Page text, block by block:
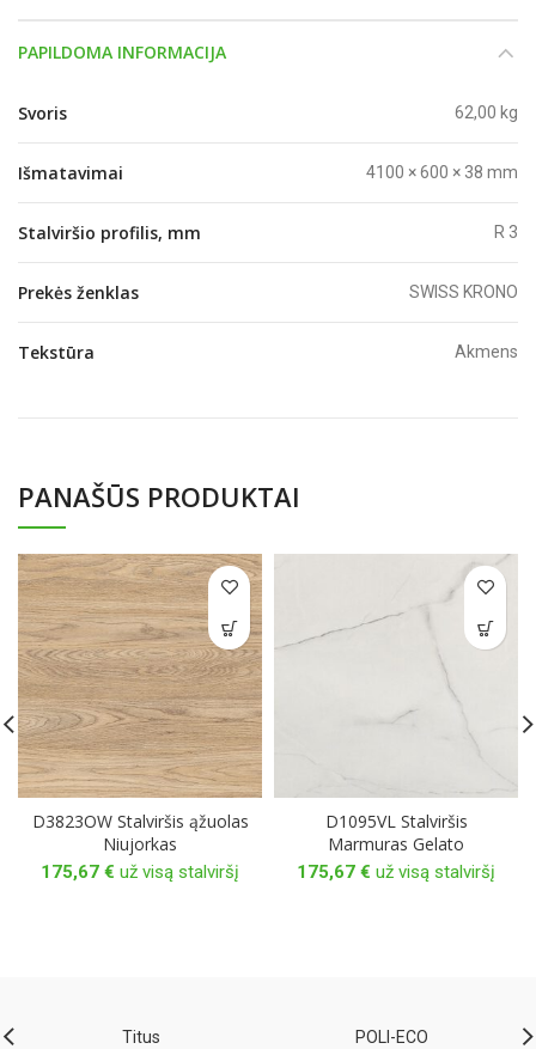
PAPILDOMA INFORMACIJA
Svoris 62,00 kg
Išmatavimai 4100 × 600 × 38 mm
Stalviršio profilis, mm R 3
Prekės ženklas SWISS KRONO
Tekstūra Akmens
PANAŠŪS PRODUKTAI
D3823OW Stalviršis ąžuolas
Niujorkas
175,67 € už visą stalviršį
D1095VL Stalviršis
Marmuras Gelato
175,67 € už visą stalviršį
Titus POLI-ECO